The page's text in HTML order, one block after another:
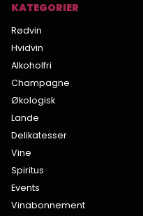
KATEGORIER
Rødvin
Hvidvin
Alkoholfri
Champagne
Økologisk
Lande
Delikatesser
Vine
Spiritus
Events
Vinabonnement